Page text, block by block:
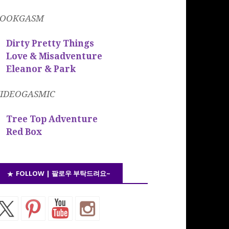
Dirty Pretty Things
Love & Misadventure
Eleanor & Park
Tree Top Adventure
Red Box
FOLLOW | 팔로우 부탁드려요~